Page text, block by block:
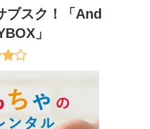
ブスク！「And
」